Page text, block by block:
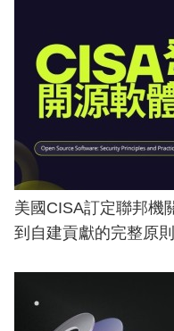
美國CISA訂定聯邦機
到自建貢獻的完整原則